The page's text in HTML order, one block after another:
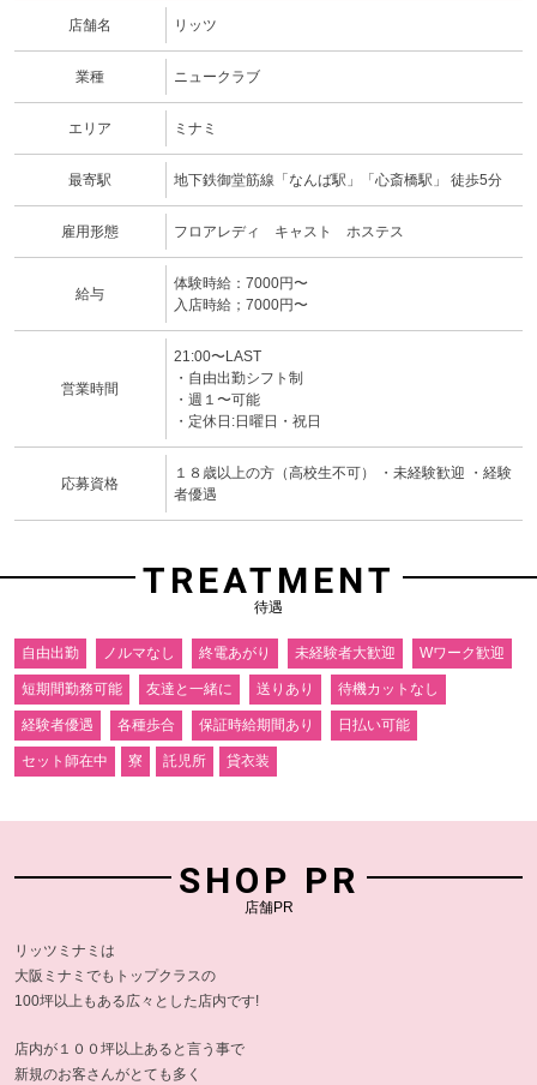
店舗名 リッツ
業種 ニュークラブ
エリア ミナミ
最寄駅 地下鉄御堂筋線「なんば駅」「心斎橋駅」 徒歩5分
雇用形態 フロアレディ キャスト ホステス
給与
体験時給：7000円〜
入店時給；7000円〜
営業時間
21:00〜LAST
・自由出勤シフト制
・週１〜可能
・定休日:日曜日・祝日
応募資格
１８歳以上の方（高校生不可） ・未経験歓迎 ・経験
者優遇
TREATMENT
待遇
自由出勤 ノルマなし 終電あがり 未経験者大歓迎 Wワーク歓迎
短期間勤務可能 友達と一緒に 送りあり 待機カットなし
経験者優遇 各種歩合 保証時給期間あり 日払い可能
セット師在中 寮 託児所 貸衣装
SHOP PR
店舗PR
リッツミナミは
大阪ミナミでもトップクラスの
100坪以上もある広々とした店内です!
店内が１００坪以上あると言う事で
新規のお客さんがとても多く